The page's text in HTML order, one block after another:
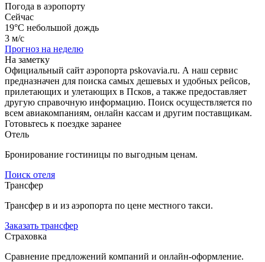
Погода в аэропорту
Сейчас
19°C небольшой дождь
3 м/с
Прогноз на неделю
На заметку
Официальный сайт аэропорта pskovavia.ru. А наш сервис
предназначен для поиска самых дешевых и удобных рейсов,
прилетающих и улетающих в Псков, а также предоставляет
другую справочную информацию. Поиск осуществляется по
всем авиакомпаниям, онлайн кассам и другим поставщикам.
Готовьтесь к поездке заранее
Отель
Бронирование гостиницы по выгодным ценам.
Поиск отеля
Трансфер
Трансфер в и из аэропорта по цене местного такси.
Заказать трансфер
Страховка
Сравнение предложений компаний и онлайн-оформление.